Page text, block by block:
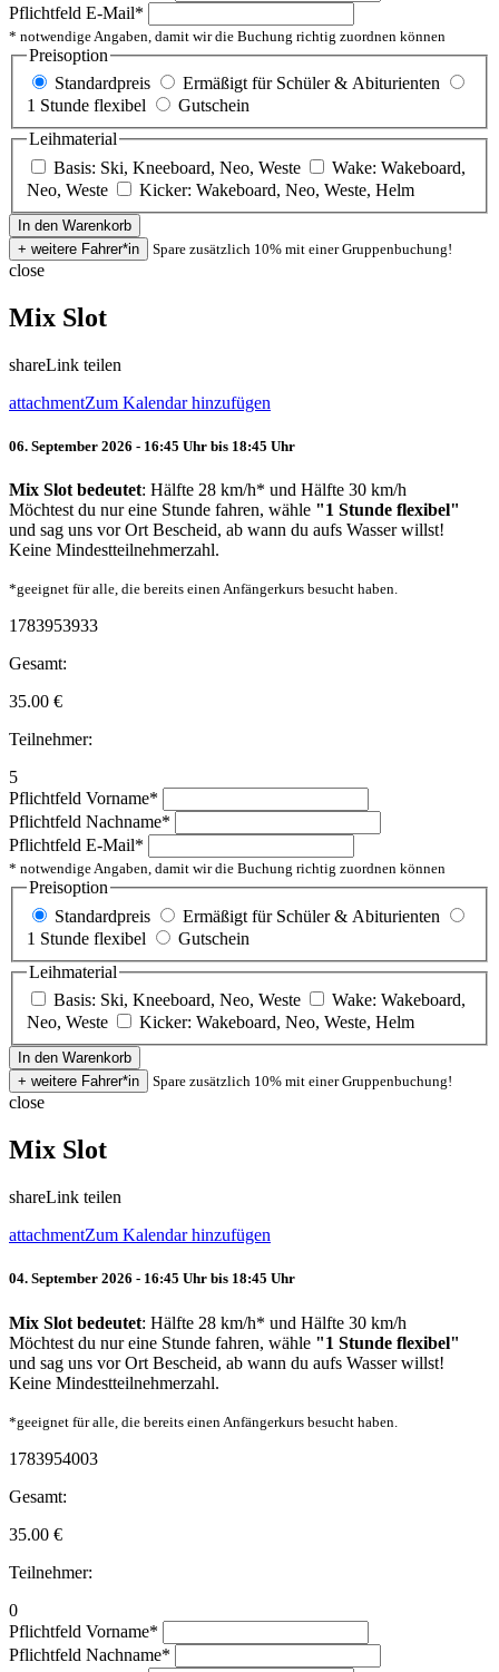
Pflichtfeld E-Mail*
* notwendige Angaben, damit wir die Buchung richtig zuordnen können
Preisoption
Standardpreis
Ermäßigt für Schüler & Abiturienten
1 Stunde flexibel
Gutschein
Leihmaterial
Basis: Ski, Kneeboard, Neo, Weste
Wake: Wakeboard,
Neo, Weste
Kicker: Wakeboard, Neo, Weste, Helm
Spare zusätzlich 10% mit einer Gruppenbuchung!
close
Mix Slot
shareLink teilen
attachmentZum Kalendar hinzufügen
06. September 2026 - 16:45 Uhr bis 18:45 Uhr
Mix Slot bedeutet: Hälfte 28 km/h* und Hälfte 30 km/h
Möchtest du nur eine Stunde fahren, wähle "1 Stunde flexibel"
und sag uns vor Ort Bescheid, ab wann du aufs Wasser willst!
Keine Mindestteilnehmerzahl.
*geeignet für alle, die bereits einen Anfängerkurs besucht haben.
1783953933
Gesamt:
35.00 €
Teilnehmer:
5
Pflichtfeld Vorname*
Pflichtfeld Nachname*
Pflichtfeld E-Mail*
* notwendige Angaben, damit wir die Buchung richtig zuordnen können
Preisoption
Standardpreis
Ermäßigt für Schüler & Abiturienten
1 Stunde flexibel
Gutschein
Leihmaterial
Basis: Ski, Kneeboard, Neo, Weste
Wake: Wakeboard,
Neo, Weste
Kicker: Wakeboard, Neo, Weste, Helm
Spare zusätzlich 10% mit einer Gruppenbuchung!
close
Mix Slot
shareLink teilen
attachmentZum Kalendar hinzufügen
04. September 2026 - 16:45 Uhr bis 18:45 Uhr
Mix Slot bedeutet: Hälfte 28 km/h* und Hälfte 30 km/h
Möchtest du nur eine Stunde fahren, wähle "1 Stunde flexibel"
und sag uns vor Ort Bescheid, ab wann du aufs Wasser willst!
Keine Mindestteilnehmerzahl.
*geeignet für alle, die bereits einen Anfängerkurs besucht haben.
1783954003
Gesamt:
35.00 €
Teilnehmer:
0
Pflichtfeld Vorname*
Pflichtfeld Nachname*